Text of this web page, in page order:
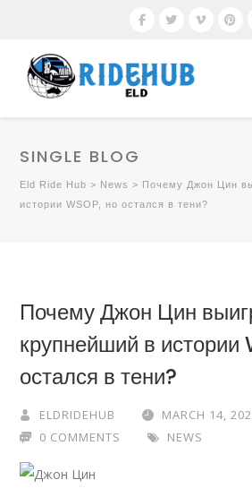
SINGLE BLOG
Eld Ride Hub > News > Почему Джон Цин
истории WSOP, но остался в тени?
Почему Джон Цин
крупнейший в истории
остался в тени?
ELDRIDEHUB
MARCH 14,
0 COMMENTS
NEWS